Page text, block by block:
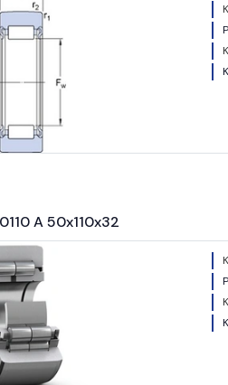
A 50x110x32